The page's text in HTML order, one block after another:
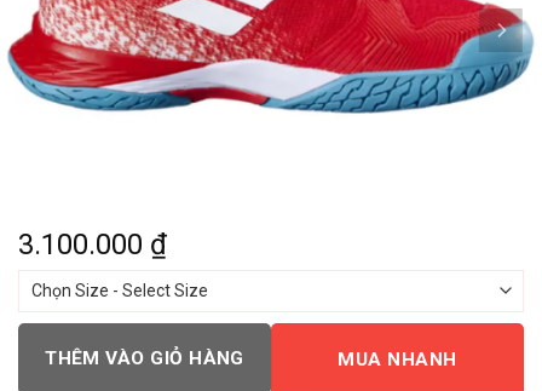
3.100.000 ₫
THÊM VÀO GIỎ HÀNG MUA NHANH